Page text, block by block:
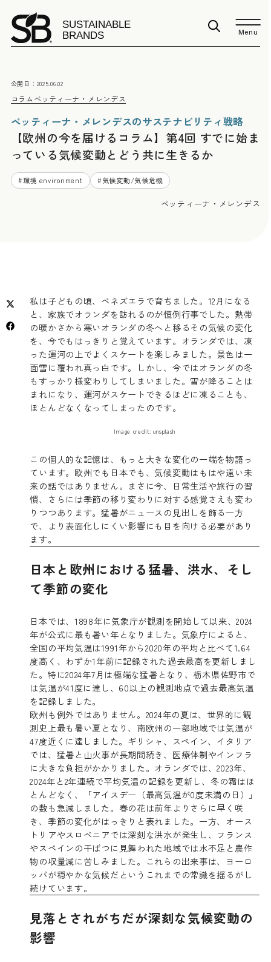
Menu
コラムベッティーナ・メレンデス
公開日： 2025.06.02
ベッティーナ・メレンデスのサステナビリティ戦略
【欧州の今を届けるコラム】第4回 すでに始ま
っている気候変動とどう共に生きるか
#環境 environment #気候変動/気候危機
ベッティーナ・メレンデス
私は子どもの頃、ベネズエラで育ちました。12月になる
と、家族でオランダを訪れるのが恒例行事でした。熱帯
の暖かさから寒いオランダの冬へと移るその気候の変化
を、今でもはっきりと覚えています。オランダでは、凍
った運河の上でよくスケートを楽しみました。景色は一
面雪に覆われ真っ白です。しかし、今ではオランダの冬
もすっかり様変わりしてしまいました。雪が降ることは
まれになり、運河がスケートできるほどに凍ることも、
ほとんどなくなってしまったのです。
Image credit: unsplash
この個人的な記憶は、もっと大きな変化の一端を物語っ
ています。欧州でも日本でも、気候変動はもはや遠い未
来の話ではありません。まさに今、日常生活や旅行の習
慣、さらには季節の移り変わりに対する感覚さえも変わ
りつつあります。猛暑がニュースの見出しを飾る一方
で、より表面化しにくい影響にも目を向ける必要があり
ます。
日本と欧州における猛暑、洪水、そし
て季節の変化
日本では、1898年に気象庁が観測を開始して以来、2024
年が公式に最も暑い年となりました。気象庁によると、
全国の平均気温は1991年から2020年の平均と比べて1.64
度高く、わずか1年前に記録された過去最高を更新しまし
た。特に2024年7月は極端な猛暑となり、栃木県佐野市で
は気温が41度に達し、60以上の観測地点で過去最高気温
を記録しました。
欧州も例外ではありません。2024年の夏は、世界的に観
測史上最も暑い夏となり、南欧州の一部地域では気温が
47度近くに達しました。ギリシャ、スペイン、イタリア
では、猛暑と山火事が長期間続き、医療体制やインフラ
に大きな負担がかかりました。オランダでは、2023年、
2024年と2年連続で平均気温の記録を更新し、冬の霜はほ
とんどなく、「アイスデー（最高気温が0度未満の日）」
の数も急減しました。春の花は前年よりさらに早く咲
き、季節の変化がはっきりと表れました。一方、オース
トリアやスロベニアでは深刻な洪水が発生し、フランス
やスペインの干ばつに見舞われた地域では水不足と農作
物の収量減に苦しみました。これらの出来事は、ヨーロ
ッパが穏やかな気候だというこれまでの常識を揺るがし
続けています。
見落とされがちだが深刻な気候変動の
影響